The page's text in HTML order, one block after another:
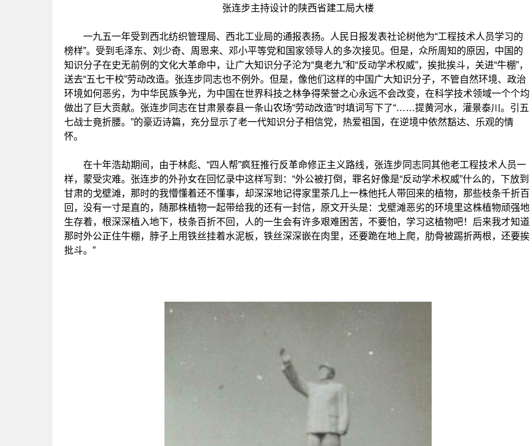
张连步主持设计的陕西省建工局大楼
一九五一年受到西北纺织管理局、西北工业局的通报表扬。人民日报发表社论树他为“工程技术人员学习的
榜样”。受到毛泽东、刘少奇、周恩来、邓小平等党和国家领导人的多次接见。但是，众所周知的原因，中国的
知识分子在史无前例的文化大革命中，让广大知识分子沦为“臭老九”和“反动学术权威”，挨批挨斗，关进“牛棚”，
送去“五七干校”劳动改造。张连步同志也不例外。但是，像他们这样的中国广大知识分子，不管自然环境、政治
环境如何恶劣，为中华民族争光，为中国在世界科技之林争得荣誉之心永远不会改变，在科学技术领域一个个均
做出了巨大贡献。张连步同志在甘肃景泰县一条山农场“劳动改造”时填词写下了“……提黄河水，灌景泰川。引五
七战士竟折腰。”的豪迈诗篇，充分显示了老一代知识分子相信党，热爱祖国，在逆境中依然豁达、乐观的情
怀。
在十年浩劫期间，由于林彪、“四人帮”疯狂推行反革命修正主义路线，张连步同志同其他老工程技术人员一
样，蒙受灾难。张连步的外孙女在回忆录中这样写到：“外公被打倒，罪名好像是“反动学术权威”什么的，下放到
甘肃的戈壁滩，那时的我懵懂着还不懂事，却深深地记得家里茶几上一株他托人带回来的植物，那些枝条千折百
回，没有一寸是直的，随那株植物一起带给我的还有一封信，原文开头是：戈壁滩恶劣的环境里这株植物顽强地
生存着，根深深植入地下，枝条百折不回，人的一生会有许多艰难困苦，不要怕，学习这植物吧！后来我才知道
那时外公正住牛棚，脖子上用铁丝挂着水泥板，铁丝深深嵌在肉里，还要跪在地上爬，肋骨被踢折两根，还要挨
批斗。”